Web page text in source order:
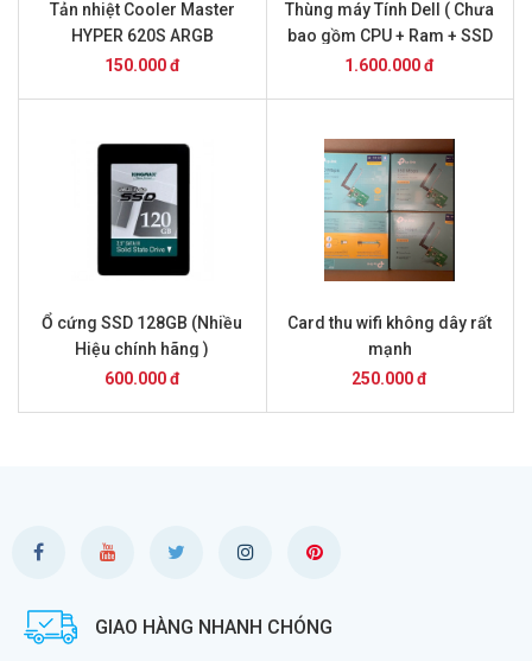
Tản nhiệt Cooler Master
HYPER 620S ARGB
150.000 đ
Thùng máy Tính Dell ( Chưa
bao gồm CPU + Ram + SSD
và ổ Cứng )
1.600.000 đ
Ổ cứng SSD 128GB (Nhiều
Hiệu chính hãng )
600.000 đ
Card thu wifi không dây rất
mạnh
250.000 đ
GIAO HÀNG NHANH CHÓNG